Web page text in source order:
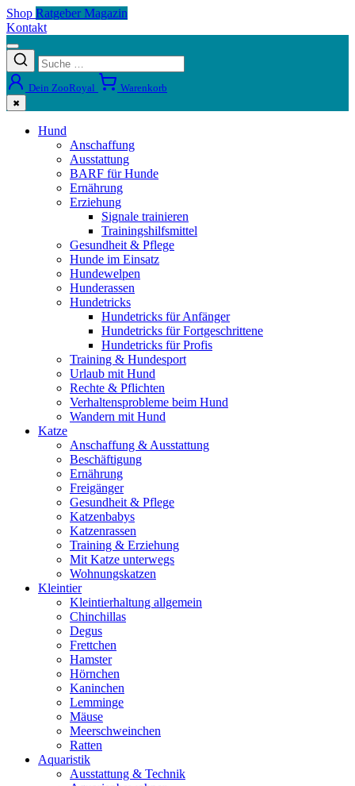
Shop Ratgeber Magazin
Kontakt
Dein ZooRoyal Warenkorb
✖
Hund
Anschaffung
Ausstattung
BARF für Hunde
Ernährung
Erziehung
Signale trainieren
Trainingshilfsmittel
Gesundheit & Pflege
Hunde im Einsatz
Hundewelpen
Hunderassen
Hundetricks
Hundetricks für Anfänger
Hundetricks für Fortgeschrittene
Hundetricks für Profis
Training & Hundesport
Urlaub mit Hund
Rechte & Pflichten
Verhaltensprobleme beim Hund
Wandern mit Hund
Katze
Anschaffung & Ausstattung
Beschäftigung
Ernährung
Freigänger
Gesundheit & Pflege
Katzenbabys
Katzenrassen
Training & Erziehung
Mit Katze unterwegs
Wohnungskatzen
Kleintier
Kleintierhaltung allgemein
Chinchillas
Degus
Frettchen
Hamster
Hörnchen
Kaninchen
Lemminge
Mäuse
Meerschweinchen
Ratten
Aquaristik
Ausstattung & Technik